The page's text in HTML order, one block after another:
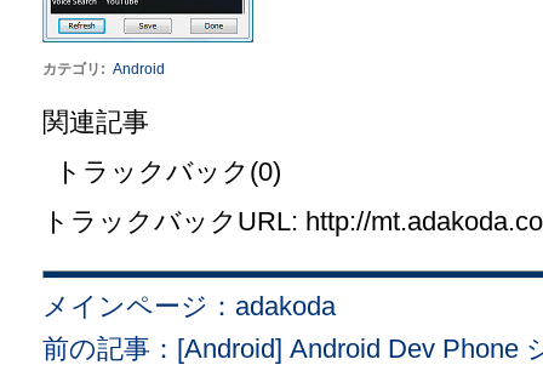
カテゴリ : Android
関連記事
トラックバック(0)
トラックバックURL: http://
メインページ：adakoda
前の記事：[Android] Android Dev Phone